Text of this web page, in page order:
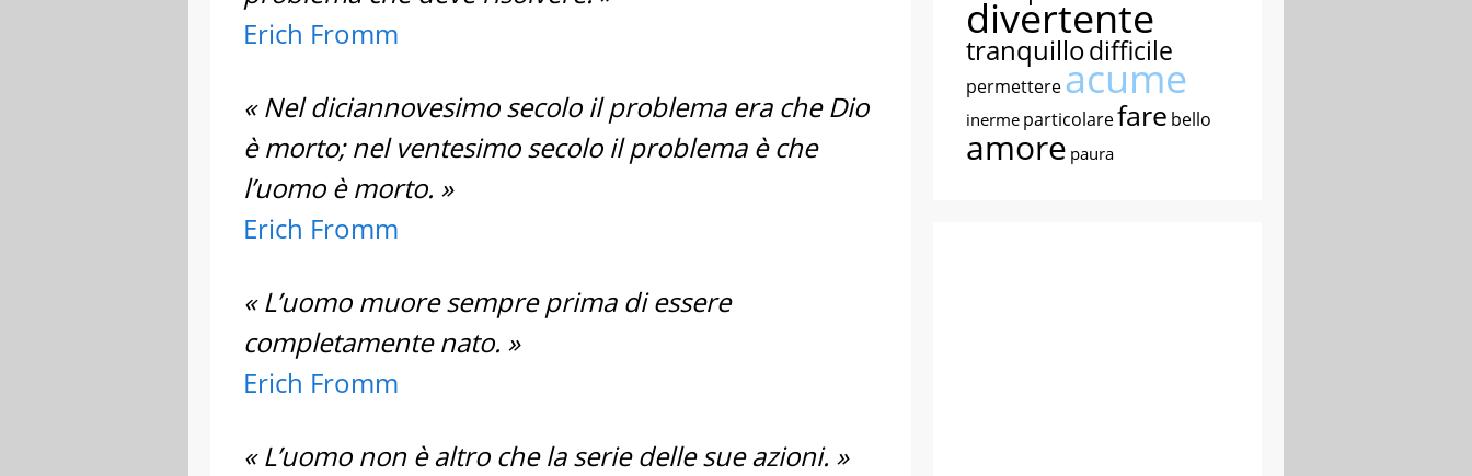
Erich Fromm
« Nel diciannovesimo secolo il problema era che Dio
è morto; nel ventesimo secolo il problema è che
l’uomo è morto. »
Erich Fromm
« L’uomo muore sempre prima di essere
completamente nato. »
Erich Fromm
« L’uomo non è altro che la serie delle sue azioni. »
divertente
tranquillodifficile
permettereacume
inerme particolarefare bello
amore paura